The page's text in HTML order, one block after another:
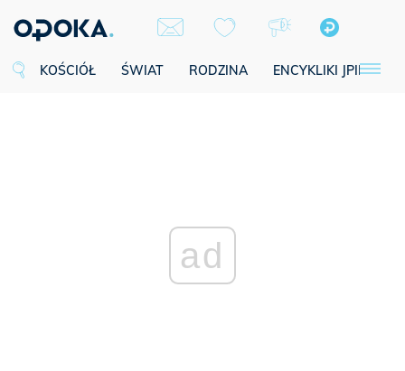
KOŚCIÓŁ ŚWIAT RODZINA ENCYKLIKI JPII
ad